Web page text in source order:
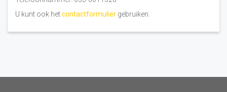
U kunt ook hetcontactformulier gebruiken.